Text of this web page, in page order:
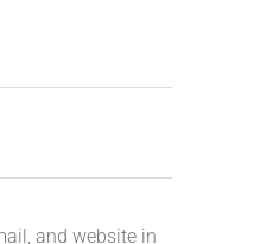
and website in